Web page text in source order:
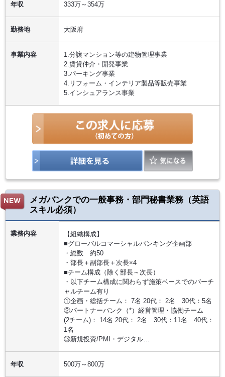
年収 333万～354万
勤務地 大阪府
事業内容
1.分譲マンション等の建物管理事業
2.賃貸仲介・開発事業
3.パーキング事業
4.リフォーム・インテリア製品等販売事業
5.インシュアランス事業
メガバンクでの一般事務・部門秘書業務（英語
スキル必須）
業務内容
【組織構成】
■グローバルコマーシャルバンキング企画部
・総数 約50
・部長＋副部長＋次長×4
■チーム構成（除く部長～次長）
・以下チーム構成に関わらず施策ベースでのバーチ
ャルチーム有り
①企画・総括チーム： 7名 20代： 2名 30代：5名
②パートナーバンク（*）経営管理・協働チーム
(2チーム)： 14名 20代： 2名 30代：11名 40代：
1名
③新規投資/PMI・デジタル…
年収 500万～800万